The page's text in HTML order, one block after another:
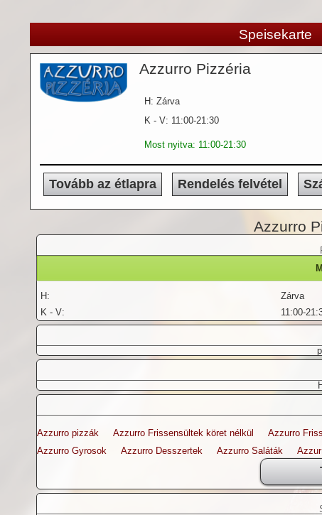
Speisekarte
Azzurro Pizzéria
H: Zárva
K - V: 11:00-21:30
Most nyitva: 11:00-21:30
Tovább az étlapra Rendelés felvétel
Azzurro
H:
Zárva
K - V:
11:00-
Azzurro pizzák Azzurro Frissensültek köret nélkül Azzurro
Azzurro Gyrosok
Azzurro Desszertek Azzurro Saláták